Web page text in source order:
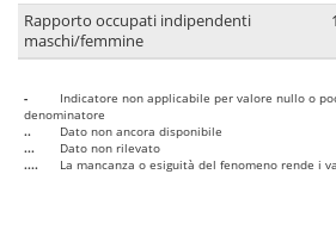
Rapporto occupati indipendenti
maschi/femmine
-
Indicatore non applicabile per valore nullo o
denominatore
..
Dato non ancora disponibile
...
Dato non rilevato
....
La mancanza o esiguità del fenomeno rende i